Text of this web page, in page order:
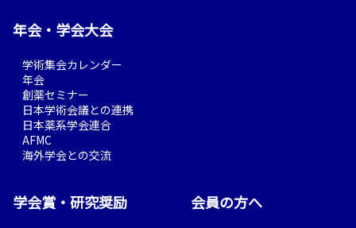
年会・学会大会
学術集会カレンダー
年会
創薬セミナー
日本学術会議との連携
日本薬系学会連合
AFMC
海外学会との交流
学会賞・研究奨励 会員の方へ